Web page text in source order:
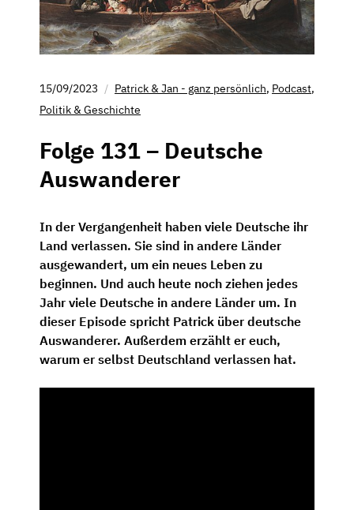
15/09/2023 Patrick & Jan - ganz persönlich, Podcast,
Politik & Geschichte
Folge 131 – Deutsche
Auswanderer
In der Vergangenheit haben viele Deutsche ihr
Land verlassen. Sie sind in andere Länder
ausgewandert, um ein neues Leben zu
beginnen. Und auch heute noch ziehen jedes
Jahr viele Deutsche in andere Länder um. In
dieser Episode spricht Patrick über deutsche
Auswanderer. Außerdem erzählt er euch,
warum er selbst Deutschland verlassen hat.